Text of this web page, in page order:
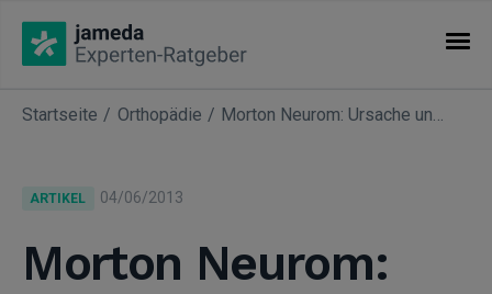
KATEGORIEN
Fachgebiete
Startseite Orthopädie Morton Neurom: Ursache und Therapie des Mittelfußschmerzes (Metatarsalgie) (Teil 1)
ARTIKEL 04/06/2013
Morton Neurom: